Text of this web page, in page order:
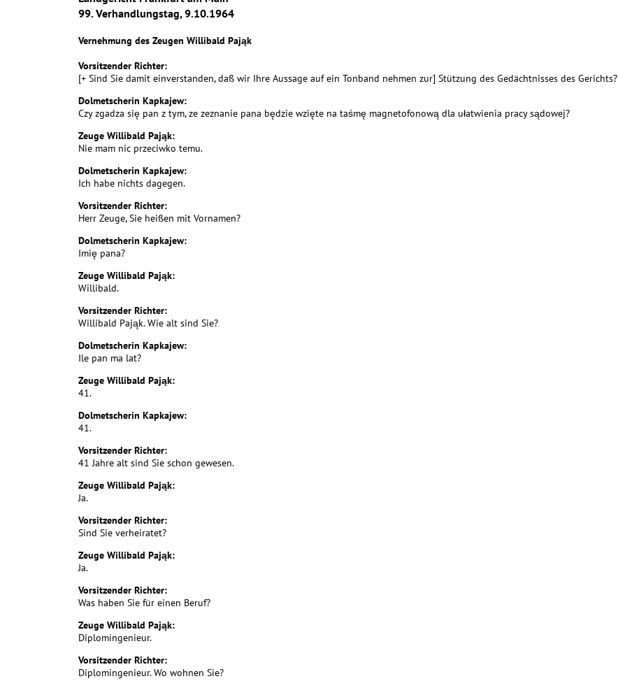
99. Verhandlungstag, 9.10.1964
Vernehmung des Zeugen Willibald Pająk
Vorsitzender Richter:
[+ Sind Sie damit einverstanden, daß wir Ihre Aussage auf ein Tonband nehmen zur] Stützung des Gedächtnisses des Gerichts?
Dolmetscherin Kapkajew:
Czy zgadza się pan z tym, ze zeznanie pana będzie wzięte na taśmę magnetofonową dla ułatwienia pracy sądowej?
Zeuge Willibald Pająk:
Nie mam nic przeciwko temu.
Dolmetscherin Kapkajew:
Ich habe nichts dagegen.
Vorsitzender Richter:
Herr Zeuge, Sie heißen mit Vornamen?
Dolmetscherin Kapkajew:
Imię pana?
Zeuge Willibald Pająk:
Willibald.
Vorsitzender Richter:
Willibald Pająk. Wie alt sind Sie?
Dolmetscherin Kapkajew:
Ile pan ma lat?
Zeuge Willibald Pająk:
41.
Dolmetscherin Kapkajew:
41.
Vorsitzender Richter:
41 Jahre alt sind Sie schon gewesen.
Zeuge Willibald Pająk:
Ja.
Vorsitzender Richter:
Sind Sie verheiratet?
Zeuge Willibald Pająk:
Ja.
Vorsitzender Richter:
Was haben Sie für einen Beruf?
Zeuge Willibald Pająk:
Diplomingenieur.
Vorsitzender Richter:
Diplomingenieur. Wo wohnen Sie?